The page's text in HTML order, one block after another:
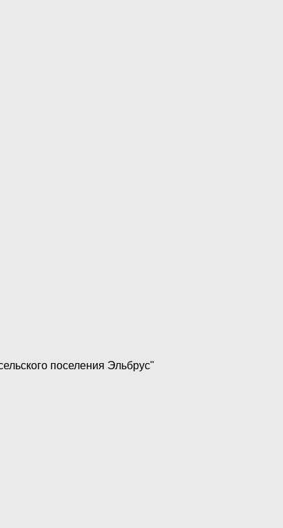
поселения Эльбрус"